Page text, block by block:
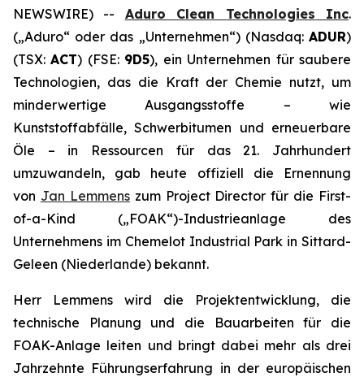
NEWSWIRE) -- Aduro Clean Technologies Inc.
(„Aduro“ oder das „Unternehmen“) (Nasdaq: ADUR)
(TSX:ACT) (FSE: 9D5), ein Unternehmen für saubere
Technologien, das die Kraft der Chemie nutzt, um
minderwertige Ausgangsstoffe – wie
Kunststoffabfälle, Schwerbitumen und erneuerbare
Öle – in Ressourcen für das 21. Jahrhundert
umzuwandeln, gab heute offiziell die Ernennung
von Jan Lemmenszum Project Director für die First-
of-a-Kind („FOAK“)-Industrieanlage des
Unternehmens im Chemelot Industrial Park in Sittard-
Geleen (Niederlande) bekannt.
Herr Lemmens wird die Projektentwicklung, die
technische Planung und die Bauarbeiten für die
FOAK-Anlage leiten und bringt dabei mehr als drei
Jahrzehnte Führungserfahrung in der europäischen